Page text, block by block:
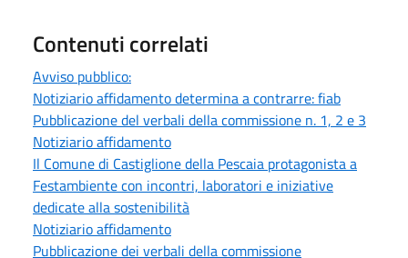
Contenuti correlati
Avviso pubblico:
Notiziario affidamento determina a contrarre: fiab
Pubblicazione del verbali della commissione n. 1, 2 e 3
Notiziario affidamento
Il Comune di Castiglione della Pescaia protagonista a
Festambiente con incontri, laboratori e iniziative
dedicate alla sostenibilità
Notiziario affidamento
Pubblicazione dei verbali della commissione